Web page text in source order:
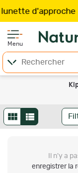
d'approche
Menu
Il n'y a
enregistrer la